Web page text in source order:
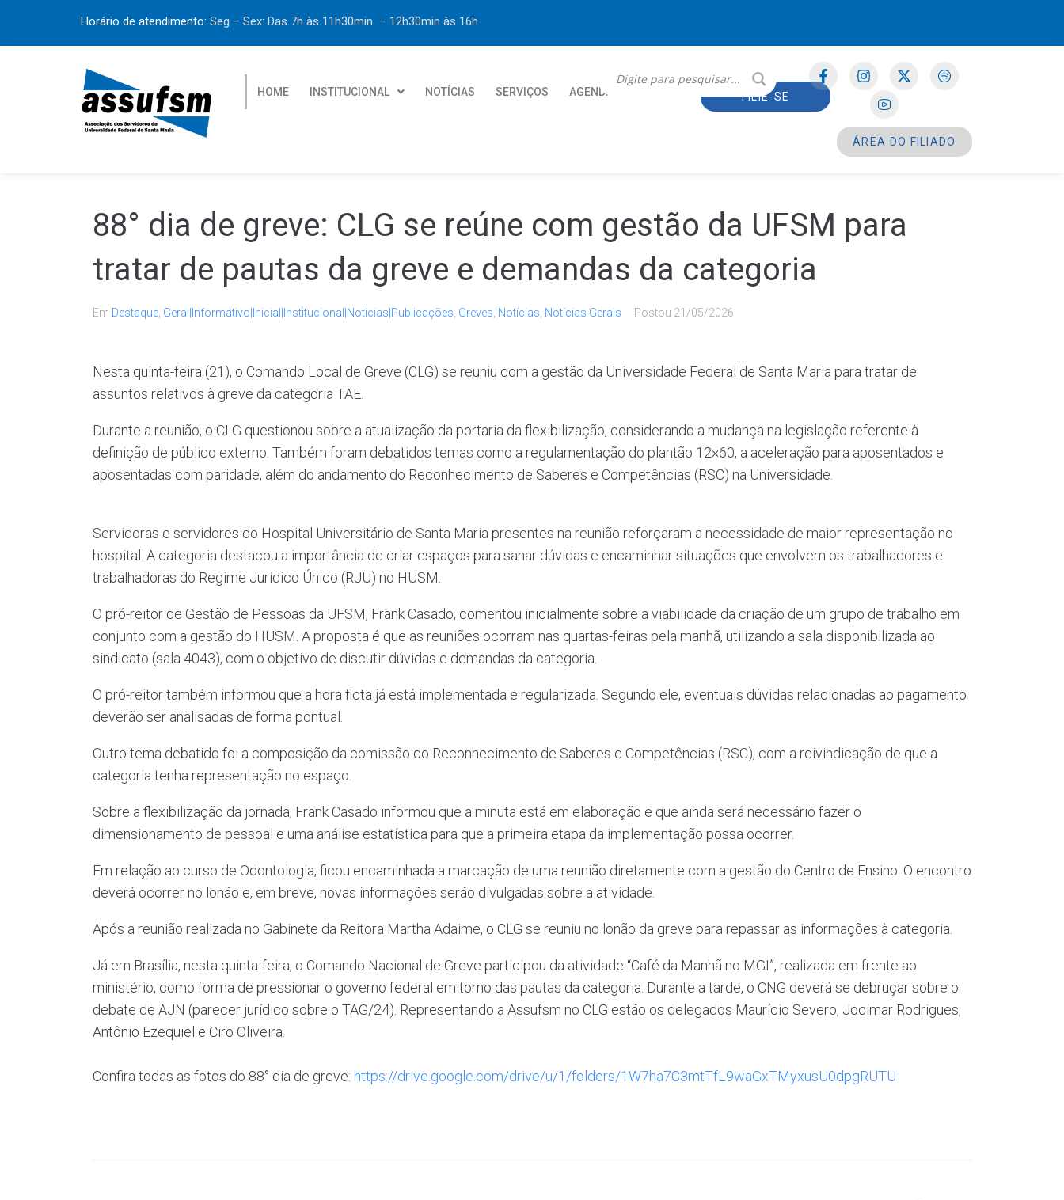
Horário de atendimento: Seg – Sex: Das 7h às 11h30min – 12h30min às 16h
HOME INSTITUCIONAL NOTÍCIAS SERVIÇOS AGENDA FILIE-SE
ÁREA DO FILIADO
88° dia de greve: CLG se reúne com gestão da UFSM para
tratar de pautas da greve e demandas da categoria
Em Destaque Geral|Informativo|Inicial|Institucional|Notícias|Publicações Greves Notícias Notícias Gerais Postou 21/05/2026
Nesta quinta-feira (21), o Comando Local de Greve (CLG) se reuniu com a gestão da Universidade Federal de Santa Maria para tratar de
assuntos relativos à greve da categoria TAE.
Durante a reunião, o CLG questionou sobre a atualização da portaria da flexibilização, considerando a mudança na legislação referente à
definição de público externo. Também foram debatidos temas como a regulamentação do plantão 12×60, a aceleração para aposentados e
aposentadas com paridade, além do andamento do Reconhecimento de Saberes e Competências (RSC) na Universidade.
Servidoras e servidores do Hospital Universitário de Santa Maria presentes na reunião reforçaram a necessidade de maior representação no
hospital. A categoria destacou a importância de criar espaços para sanar dúvidas e encaminhar situações que envolvem os trabalhadores e
trabalhadoras do Regime Jurídico Único (RJU) no HUSM.
O pró-reitor de Gestão de Pessoas da UFSM, Frank Casado, comentou inicialmente sobre a viabilidade da criação de um grupo de trabalho em
conjunto com a gestão do HUSM. A proposta é que as reuniões ocorram nas quartas-feiras pela manhã, utilizando a sala disponibilizada ao
sindicato (sala 4043), com o objetivo de discutir dúvidas e demandas da categoria.
O pró-reitor também informou que a hora ficta já está implementada e regularizada. Segundo ele, eventuais dúvidas relacionadas ao pagamento
deverão ser analisadas de forma pontual.
Outro tema debatido foi a composição da comissão do Reconhecimento de Saberes e Competências (RSC), com a reivindicação de que a
categoria tenha representação no espaço.
Sobre a flexibilização da jornada, Frank Casado informou que a minuta está em elaboração e que ainda será necessário fazer o
dimensionamento de pessoal e uma análise estatística para que a primeira etapa da implementação possa ocorrer.
Em relação ao curso de Odontologia, ficou encaminhada a marcação de uma reunião diretamente com a gestão do Centro de Ensino. O encontro
deverá ocorrer no lonão e, em breve, novas informações serão divulgadas sobre a atividade.
Após a reunião realizada no Gabinete da Reitora Martha Adaime, o CLG se reuniu no lonão da greve para repassar as informações à categoria.
Já em Brasília, nesta quinta-feira, o Comando Nacional de Greve participou da atividade “Café da Manhã no MGI”, realizada em frente ao
ministério, como forma de pressionar o governo federal em torno das pautas da categoria. Durante a tarde, o CNG deverá se debruçar sobre o
debate de AJN (parecer jurídico sobre o TAG/24). Representando a Assufsm no CLG estão os delegados Maurício Severo, Jocimar Rodrigues,
Antônio Ezequiel e Ciro Oliveira.
Confira todas as fotos do 88° dia de greve: https://drive.google.com/drive/u/1/folders/1W7ha7C3mtTfL9waGxTMyxusU0dpgRUTU